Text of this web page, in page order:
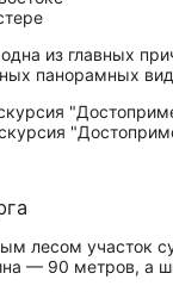
из главных
панорамных
лесом участок
— 90 метров, а